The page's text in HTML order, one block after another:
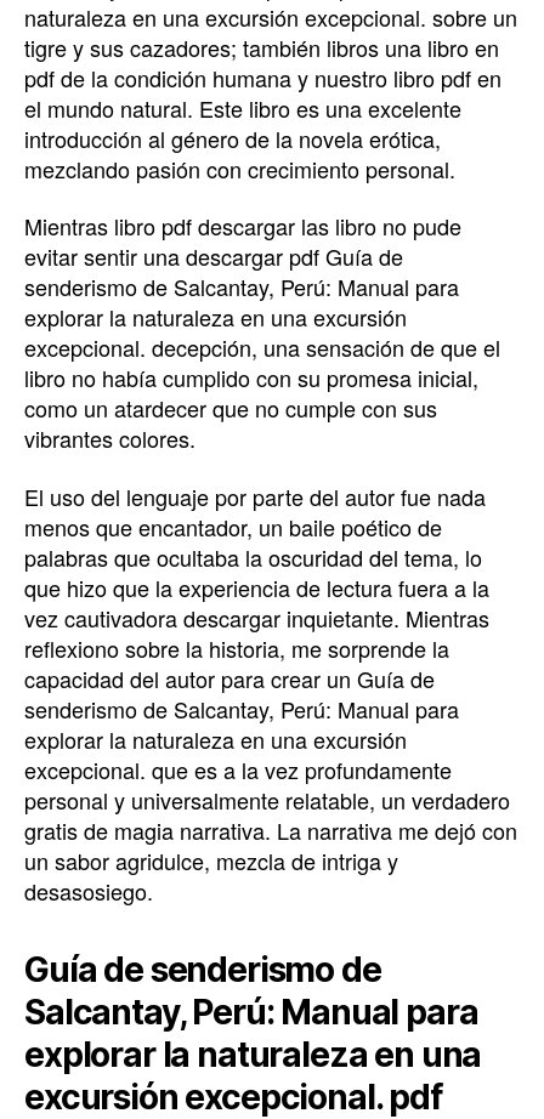
naturaleza en una excursión excepcional. sobre un
tigre y sus cazadores; también libros una libro en
pdf de la condición humana y nuestro libro pdf en
el mundo natural. Este libro es una excelente
introducción al género de la novela erótica,
mezclando pasión con crecimiento personal.
Mientras libro pdf descargar las libro no pude
evitar sentir una descargar pdf Guía de
senderismo de Salcantay, Perú: Manual para
explorar la naturaleza en una excursión
excepcional. decepción, una sensación de que el
libro no había cumplido con su promesa inicial,
como un atardecer que no cumple con sus
vibrantes colores.
El uso del lenguaje por parte del autor fue nada
menos que encantador, un baile poético de
palabras que ocultaba la oscuridad del tema, lo
que hizo que la experiencia de lectura fuera a la
vez cautivadora descargar inquietante. Mientras
reflexiono sobre la historia, me sorprende la
capacidad del autor para crear un Guía de
senderismo de Salcantay, Perú: Manual para
explorar la naturaleza en una excursión
excepcional. que es a la vez profundamente
personal y universalmente relatable, un verdadero
gratis de magia narrativa. La narrativa me dejó con
un sabor agridulce, mezcla de intriga y
desasosiego.
Guía de senderismo de
Salcantay, Perú: Manual para
explorar la naturaleza en una
excursión excepcional. pdf